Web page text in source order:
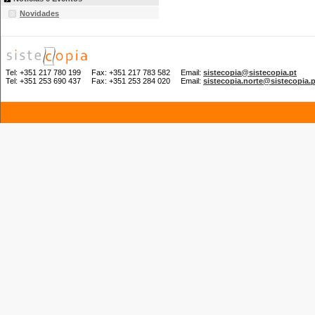
Novidades
Tel: +351 217 780 199 Fax: +351 217 783 582 Email: sistecopia@sistecopia.pt
Tel: +351 253 690 437 Fax: +351 253 284 020 Email: